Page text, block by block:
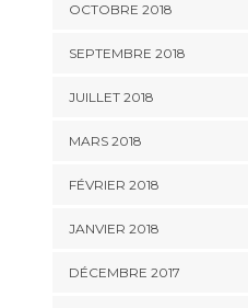
OCTOBRE 2018
SEPTEMBRE 2018
JUILLET 2018
MARS 2018
FÉVRIER 2018
JANVIER 2018
DÉCEMBRE 2017